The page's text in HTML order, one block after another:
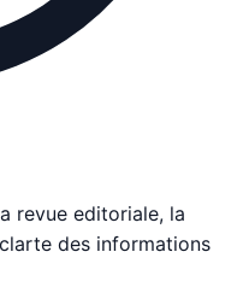
revue editoriale, la
des informations